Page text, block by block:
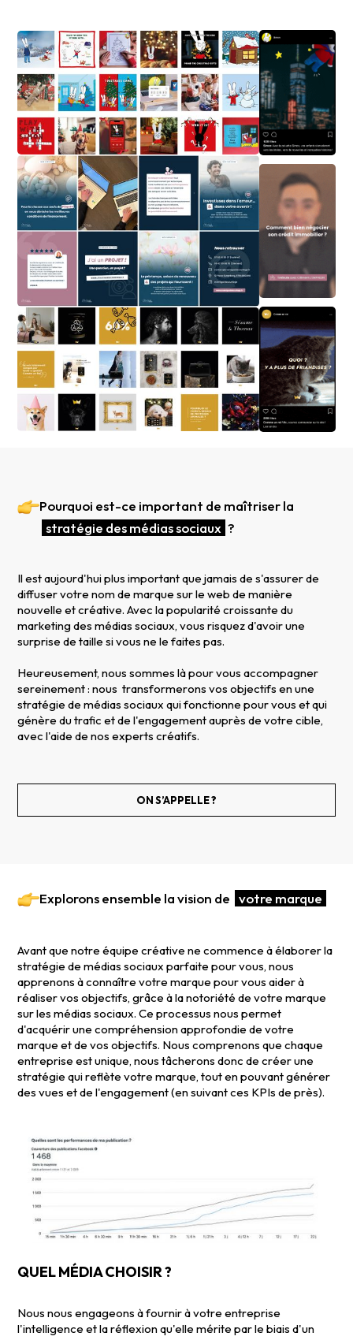
Pourquoi est-ce important de maîtriser la
stratégie des médias sociaux ?
Il est aujourd'hui plus important que jamais de s'assurer de
diffuser votre nom de marque sur le web de manière
nouvelle et créative. Avec la popularité croissante du
marketing des médias sociaux, vous risquez d'avoir une
surprise de taille si vous ne le faites pas.
Heureusement, nous sommes là pour vous accompagner
sereinement : nous transformerons vos objectifs en une
stratégie de médias sociaux qui fonctionne pour vous et qui
génère du trafic et de l'engagement auprès de votre cible,
avec l'aide de nos experts créatifs.
ON S’APPELLE ?
Explorons ensemble la vision de votre marque
Avant que notre équipe créative ne commence à élaborer la
stratégie de médias sociaux parfaite pour vous, nous
apprenons à connaître votre marque pour vous aider à
réaliser vos objectifs, grâce à la notoriété de votre marque
sur les médias sociaux. Ce processus nous permet
d'acquérir une compréhension approfondie de votre
marque et de vos objectifs. Nous comprenons que chaque
entreprise est unique, nous tâcherons donc de créer une
stratégie qui reflète votre marque, tout en pouvant générer
des vues et de l'engagement (en suivant ces KPIs de près).
QUEL MÉDIA CHOISIR ?
Nous nous engageons à fournir à votre entreprise
l'intelligence et la réflexion qu'elle mérite par le biais d'un